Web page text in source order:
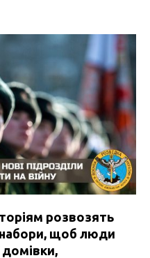
розвозять
набори, щоб люди